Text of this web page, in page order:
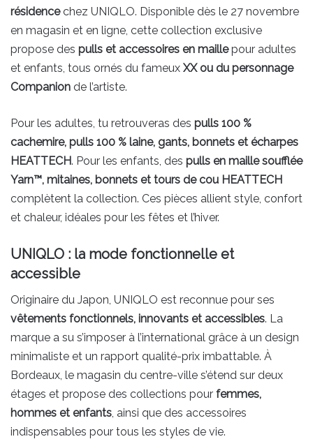
résidencechez UNIQLO. Disponible dès le 27 novembre
en magasin et en ligne, cette collection exclusive
propose des pulls et accessoires en maillepour adultes
et enfants, tous ornés du fameux XX ou du personnage
Companion de l’artiste.
Pour les adultes, tu retrouveras des pulls 100 %
cachemire, pulls 100 % laine, gants, bonnets et écharpes
HEATTECH. Pour les enfants, des pulls en maille soufflée
Yarn™, mitaines, bonnets et tours de cou HEATTECH
complètent la collection. Ces pièces allient style, confort
et chaleur, idéales pour les fêtes et l’hiver.
UNIQLO : la mode fonctionnelle et
accessible
Originaire du Japon, UNIQLO est reconnue pour ses
vêtements fonctionnels, innovants et accessibles. La
marque a su s’imposer à l’international grâce à un design
minimaliste et un rapport qualité-prix imbattable. À
Bordeaux, le magasin du centre-ville s’étend sur deux
étages et propose des collections pour femmes,
hommes et enfants , ainsi que des accessoires
indispensables pour tous les styles de vie.